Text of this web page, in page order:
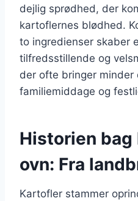
dejlig sprødhed, der
kartoflernes blødhed.
to ingredienser skaber
tilfredsstillende og
der ofte bringer minder
familiemiddage og
Historien
ovn: Fra
Kartofler stammer